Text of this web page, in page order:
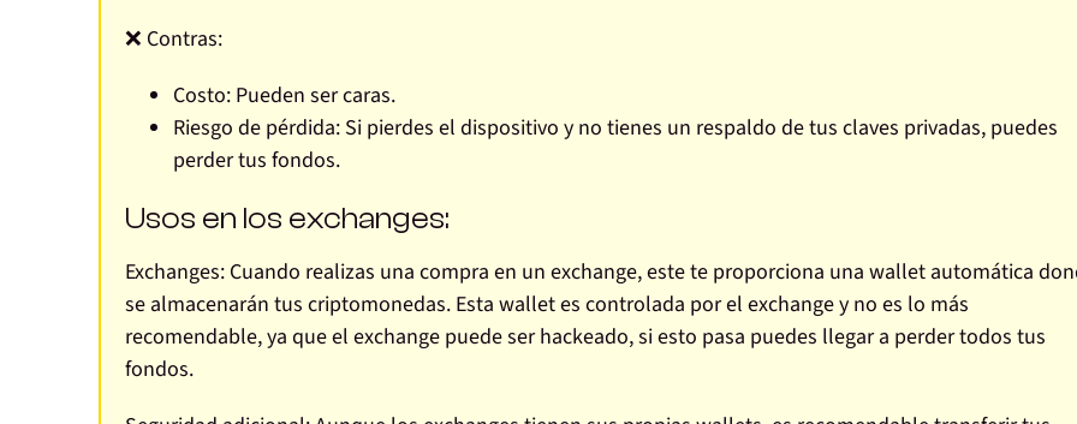
❌ Contras:
Costo: Pueden ser caras.
Riesgo de pérdida: Si pierdes el dispositivo y no tienes un respaldo de tus claves privadas, puedes
perder tus fondos.
Usos en los exchanges:
Exchanges: Cuando realizas una compra en un exchange, este te proporciona una wallet automática
se almacenarán tus criptomonedas. Esta wallet es controlada por el exchange y no es lo más
recomendable, ya que el exchange puede ser hackeado, si esto pasa puedes llegar a perder todos tus
fondos.